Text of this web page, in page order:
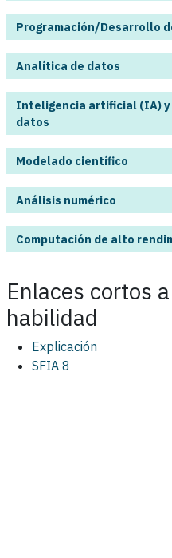
Programación/Desarrollo
Analítica de datos
Inteligencia artificial (IA) y
datos
Modelado científico
Análisis numérico
Computación de alto
Enlaces cortos
habilidad
Explicación
SFIA 8